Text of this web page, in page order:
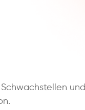
und